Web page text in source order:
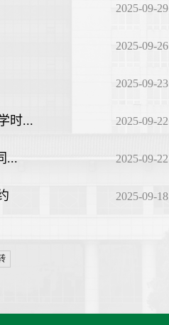
2025-09-29
2025-09-26
2025-09-23
时... 2025-09-22
... 2025-09-22
2025-09-18